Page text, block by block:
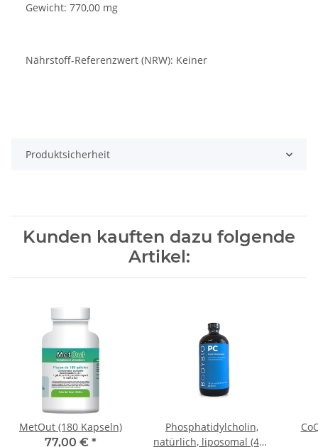
Gewicht: 770,00 mg
Nährstoff-Referenzwert (NRW): Keiner
Produktsicherheit
Kunden kauften dazu folgende
Artikel:
MetOut (180 Kapseln)
77,00 € *
Phosphatidylcholin,
natürlich, liposomal (473